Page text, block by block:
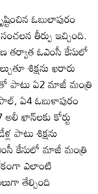
ఓబులాపురం
తీర్పు ఇచ్చింది.
తర్వాత ఓఎంసీ కేసులో
శిక్షను ఖరారు
పాటు ఏ2 మాజీ మంత్రి
ఏ4 ఓబుళాపురం
ఖాన్‌లకు కోర్టు
పాటు శిక్షను
కేసులో మాజీ మంత్రి
ఎలాంటి
తేల్చింది